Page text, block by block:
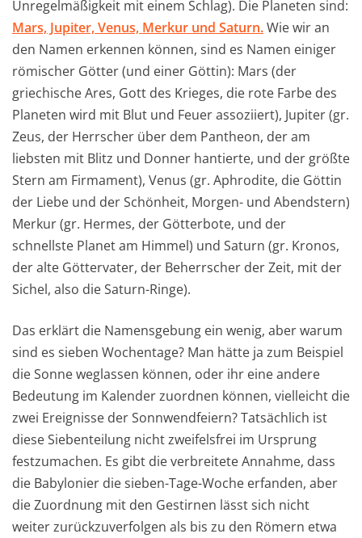
Unregelmäßigkeit mit einem Schlag). Die Planeten sind:
Mars, Jupiter, Venus, Merkur und Saturn.Wie wir an
den Namen erkennen können, sind es Namen einiger
römischer Götter (und einer Göttin): Mars (der
griechische Ares, Gott des Krieges, die rote Farbe des
Planeten wird mit Blut und Feuer assoziiert), Jupiter (gr.
Zeus, der Herrscher über dem Pantheon, der am
liebsten mit Blitz und Donner hantierte, und der größte
Stern am Firmament), Venus (gr. Aphrodite, die Göttin
der Liebe und der Schönheit, Morgen- und Abendstern)
Merkur (gr. Hermes, der Götterbote, und der
schnellste Planet am Himmel) und Saturn (gr. Kronos,
der alte Göttervater, der Beherrscher der Zeit, mit der
Sichel, also die Saturn-Ringe).
Das erklärt die Namensgebung ein wenig, aber warum
sind es sieben Wochentage? Man hätte ja zum Beispiel
die Sonne weglassen können, oder ihr eine andere
Bedeutung im Kalender zuordnen können, vielleicht die
zwei Ereignisse der Sonnwendfeiern? Tatsächlich ist
diese Siebenteilung nicht zweifelsfrei im Ursprung
festzumachen. Es gibt die verbreitete Annahme, dass
die Babylonier die sieben-Tage-Woche erfanden, aber
die Zuordnung mit den Gestirnen lässt sich nicht
weiter zurückzuverfolgen als bis zu den Römern etwa